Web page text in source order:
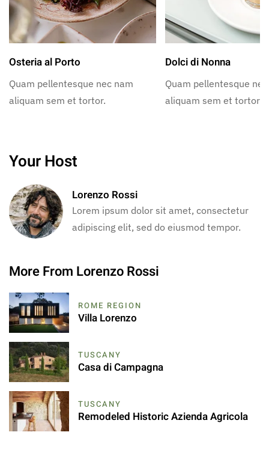
Osteria al Porto
Quam pellentesque nec nam
aliquam sem et tortor.
Dolci di Nonna
Quam pellentesque
aliquam sem et tortor.
Your Host
Lorenzo Rossi
Lorem ipsum dolor sit amet, consectetur
adipiscing elit, sed do eiusmod tempor.
More From Lorenzo Rossi
ROME REGION
Villa Lorenzo
TUSCANY
Casa di Campagna
TUSCANY
Remodeled Historic Azienda Agricola